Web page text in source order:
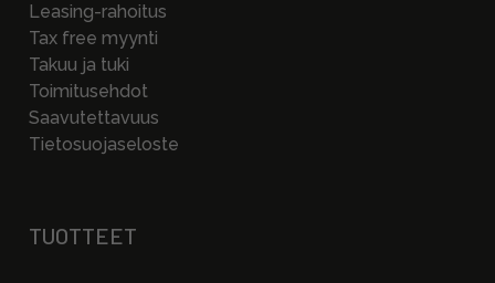
Leasing-rahoitus
Tax free myynti
Takuu ja tuki
Toimitusehdot
Saavutettavuus
Tietosuojaseloste
TUOTTEET